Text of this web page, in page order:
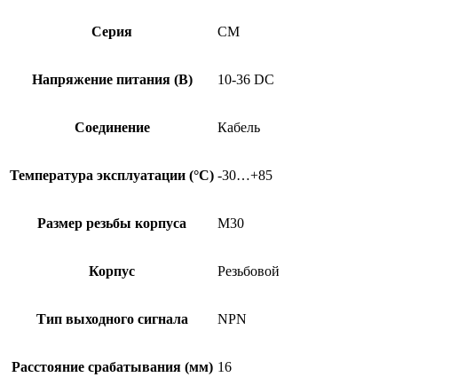
Серия CM
Напряжение питания (В) 10-36 DC
Соединение Кабель
Температура эксплуатации (°C) -30…+85
Размер резьбы корпуса M30
Корпус Резьбовой
Тип выходного сигнала NPN
Расстояние срабатывания (мм) 16